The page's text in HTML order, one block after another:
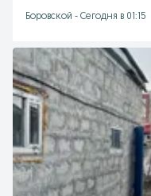
Боровской - Сегодня в 01:15